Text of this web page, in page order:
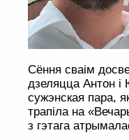
Сёння сваім
дзеляцца Антон
сужэнская пара,
трапіла на
з гэтага